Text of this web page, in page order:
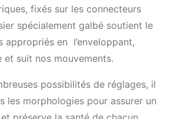
fixés sur les connecteurs
spécialement galbé soutient le
appropriés en l’enveloppant,
et suit nos mouvements.
possibilités de réglages, il
les morphologies pour assurer un